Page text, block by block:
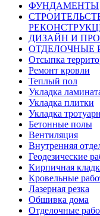
ФУНДАМЕНТЫ
ДИЗАЙН И
ОТДЕЛОЧНЫЕ
Отсыпка
Ремонт кровли
Теплый пол
Укладка
Укладка плитки
Укладка
Бетонные полы
Вентиляция
Внутренняя
Геодезические
Кирпичная
Кровельные
Лазерная резка
Обшивка дома
Отделочные